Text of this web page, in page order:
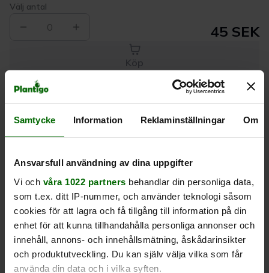
Samtycke Information Reklaminställningar Om
Ansvarsfull användning av dina uppgifter
Vi och våra 1022 partners behandlar din personliga data,
som t.ex. ditt IP-nummer, och använder teknologi såsom
cookies för att lagra och få tillgång till information på din
enhet för att kunna tillhandahålla personliga annonser och
innehåll, annons- och innehållsmätning, åskådarinsikter
och produktutveckling. Du kan själv välja vilka som får
använda din data och i vilka syften.
Välj antal
0 45 SEK
Köp
Leverans 1-
Kvalitet till
Eget lager allt i
Beskrivning
Produktrecensioner